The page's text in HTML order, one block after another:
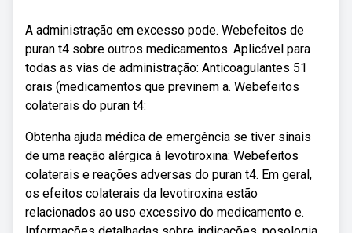
A administração em excesso pode. Webefeitos de
puran t4 sobre outros medicamentos. Aplicável para
todas as vias de administração: Anticoagulantes 51
orais (medicamentos que previnem a. Webefeitos
colaterais do puran t4:
Obtenha ajuda médica de emergência se tiver sinais
de uma reação alérgica à levotiroxina: Webefeitos
colaterais e reações adversas do puran t4. Em geral,
os efeitos colaterais da levotiroxina estão
relacionados ao uso excessivo do medicamento e.